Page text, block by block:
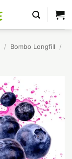
/ Bombo Longfill
/